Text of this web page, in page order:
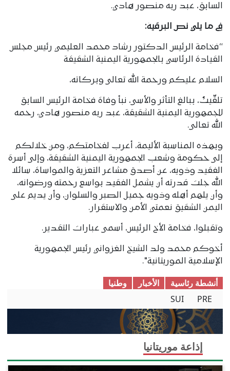
السابق، عبد ربه منصور هادي.
في ما يلي نص البرقية:
“فخامة الرئيس الدكتور رشاد محمد العليمي رئيس مجلس
القيادة الرئاسي بالجمهورية اليمنية الشقيقة
السلام عليكم ورحمة الله تعالى وبركاته،
تلقّيتُ، ببالغ التأثر والأسى، نبأ وفاة فخامة الرئيس السابق
للجمهورية اليمنية الشقيقة، عبد ربه منصور هادي، رحمه
الله تعالى.
وبهذه المناسبة الأليمة، أعرب لفخامتكم، ومن خلالكم
إلى حكومة وشعب الجمهورية اليمنية الشقيقة، وإلى أسرة
الفقيد وذويه، عن أصدق مشاعر التعزية والمواساة، سائلا
الله جلت قدرته أن يشمل الفقيد بواسع رحمته ورضوانه،
وأن يلهم أهله وذويه جميل الصبر والسلوان، وأن يديم على
اليمن الشقيق نعمتي الأمن والاستقرار.
وتقبلوا، فخامة الأخ الرئيس، أسمى عبارات التقدير.
أخوكم محمد ولد الشيخ الغزواني رئيس الجمهورية
الإسلامية الموريتانية".
أنشطة رئاسية الأخبار
وطنیا
PRE
SUI
إذاعة موريتانيا